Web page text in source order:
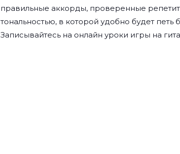
правильные аккорды, проверенные
тональностью, в которой удобно будет петь
Записывайтесь на онлайн уроки игры на